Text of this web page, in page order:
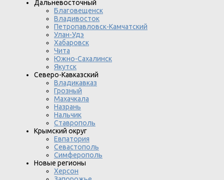
Дальневосточный
Благовещенск
Владивосток
Петропавловск-Камчатский
Улан-Удэ
Хабаровск
Чита
Южно-Сахалинск
Якутск
Северо-Кавказский
Владикавказ
Грозный
Махачкала
Назрань
Нальчик
Ставрополь
Крымский округ
Евпатория
Севастополь
Симферополь
Новые регионы
Херсон